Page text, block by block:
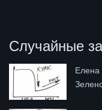
Случайные
Елена